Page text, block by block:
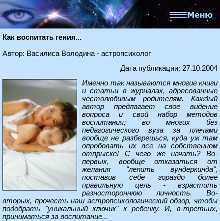
Как воспитать гения...
Автор: Василиса Володина - астропсихолог
Дата публикации: 27.10.2004
Именно так называются многие книги
и статьи в журналах, адресованные
честолюбивым родителям. Каждый
автор предлагает свое видение
вопроса и свой набор методов
воспитания; во многих без
педагогического вуза за плечами
вообще не разберешься, куда уж там
опробовать их все на собственном
отпрыске! С чего же начать? Во-
первых, вообще отказаться от
желания "лепить вундеркинда",
поставив себе гораздо более
правильную цель - взрастить
разностороннюю личность. Во-
вторых, прочесть наш астропсихологический обзор, чтобы
подобрать "уникальный ключик" к ребенку. И, в-третьих,
приниматься за воспитание...